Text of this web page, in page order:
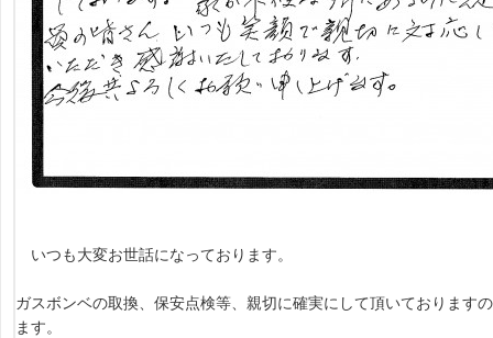
いつも大変お世話になっております。
ガスボンベの取換、保安点検等、親切に確実にして頂いております
ます。